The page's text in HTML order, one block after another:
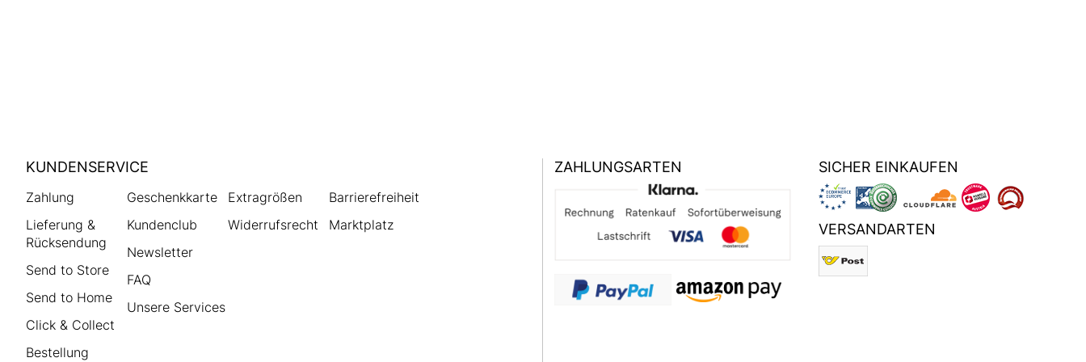
HUMANIC
Footer
KUNDENSERVICE
Zahlung
Lieferung &
Rücksendung
Send to Store
Send to Home
Click & Collect
Bestellung
Geschenkkarte
Kundenclub
Newsletter
FAQ
Unsere Services
Extragrößen
Widerrufsrecht
Barrierefreiheit
Marktplatz
ZAHLUNGSARTEN SICHER EINKAUFEN
VERSANDARTEN